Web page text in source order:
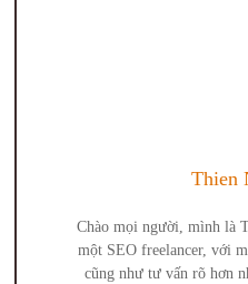
Thien
Chào mọi người, mình là
một SEO freelancer, với
cũng như tư vấn rõ hơn